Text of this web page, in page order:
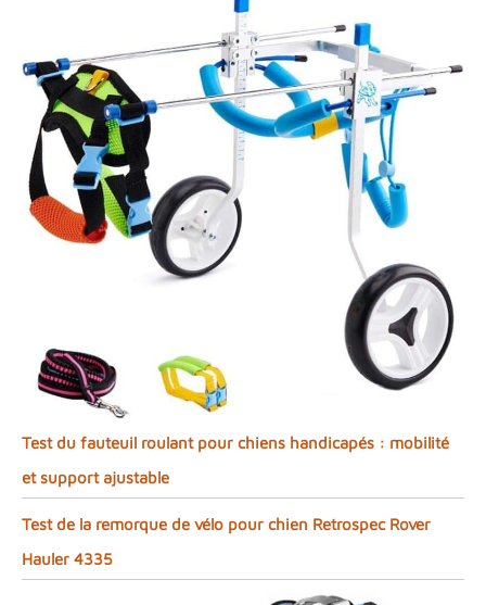
Test du fauteuil roulant pour chiens handicapés : mobilité
et support ajustable
Test de la remorque de vélo pour chien Retrospec Rover
Hauler 4335